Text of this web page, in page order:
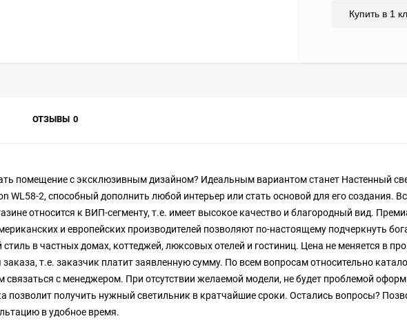
Купить в 1
ОТЗЫВЫ 0
помещение с эксклюзивным дизайном? Идеальным вариантом станет Настенный
WL58-2, способный дополнить любой интерьер или стать основой для его создания.
относится к ВИП-сегменту, т.е. имеет высокое качество и благородный вид.
и европейских производителей позволяют по-настоящему подчеркнуть
в частных домах, коттеджей, люксовых отелей и гостиниц. Цена не меняется в
т.е. заказчик платит заявленную сумму. По всем вопросам относительно
связаться с менеджером. При отсутствии желаемой модели, не будет проблемой
позволит получить нужный светильник в кратчайшие сроки. Остались вопросы?
в удобное время.